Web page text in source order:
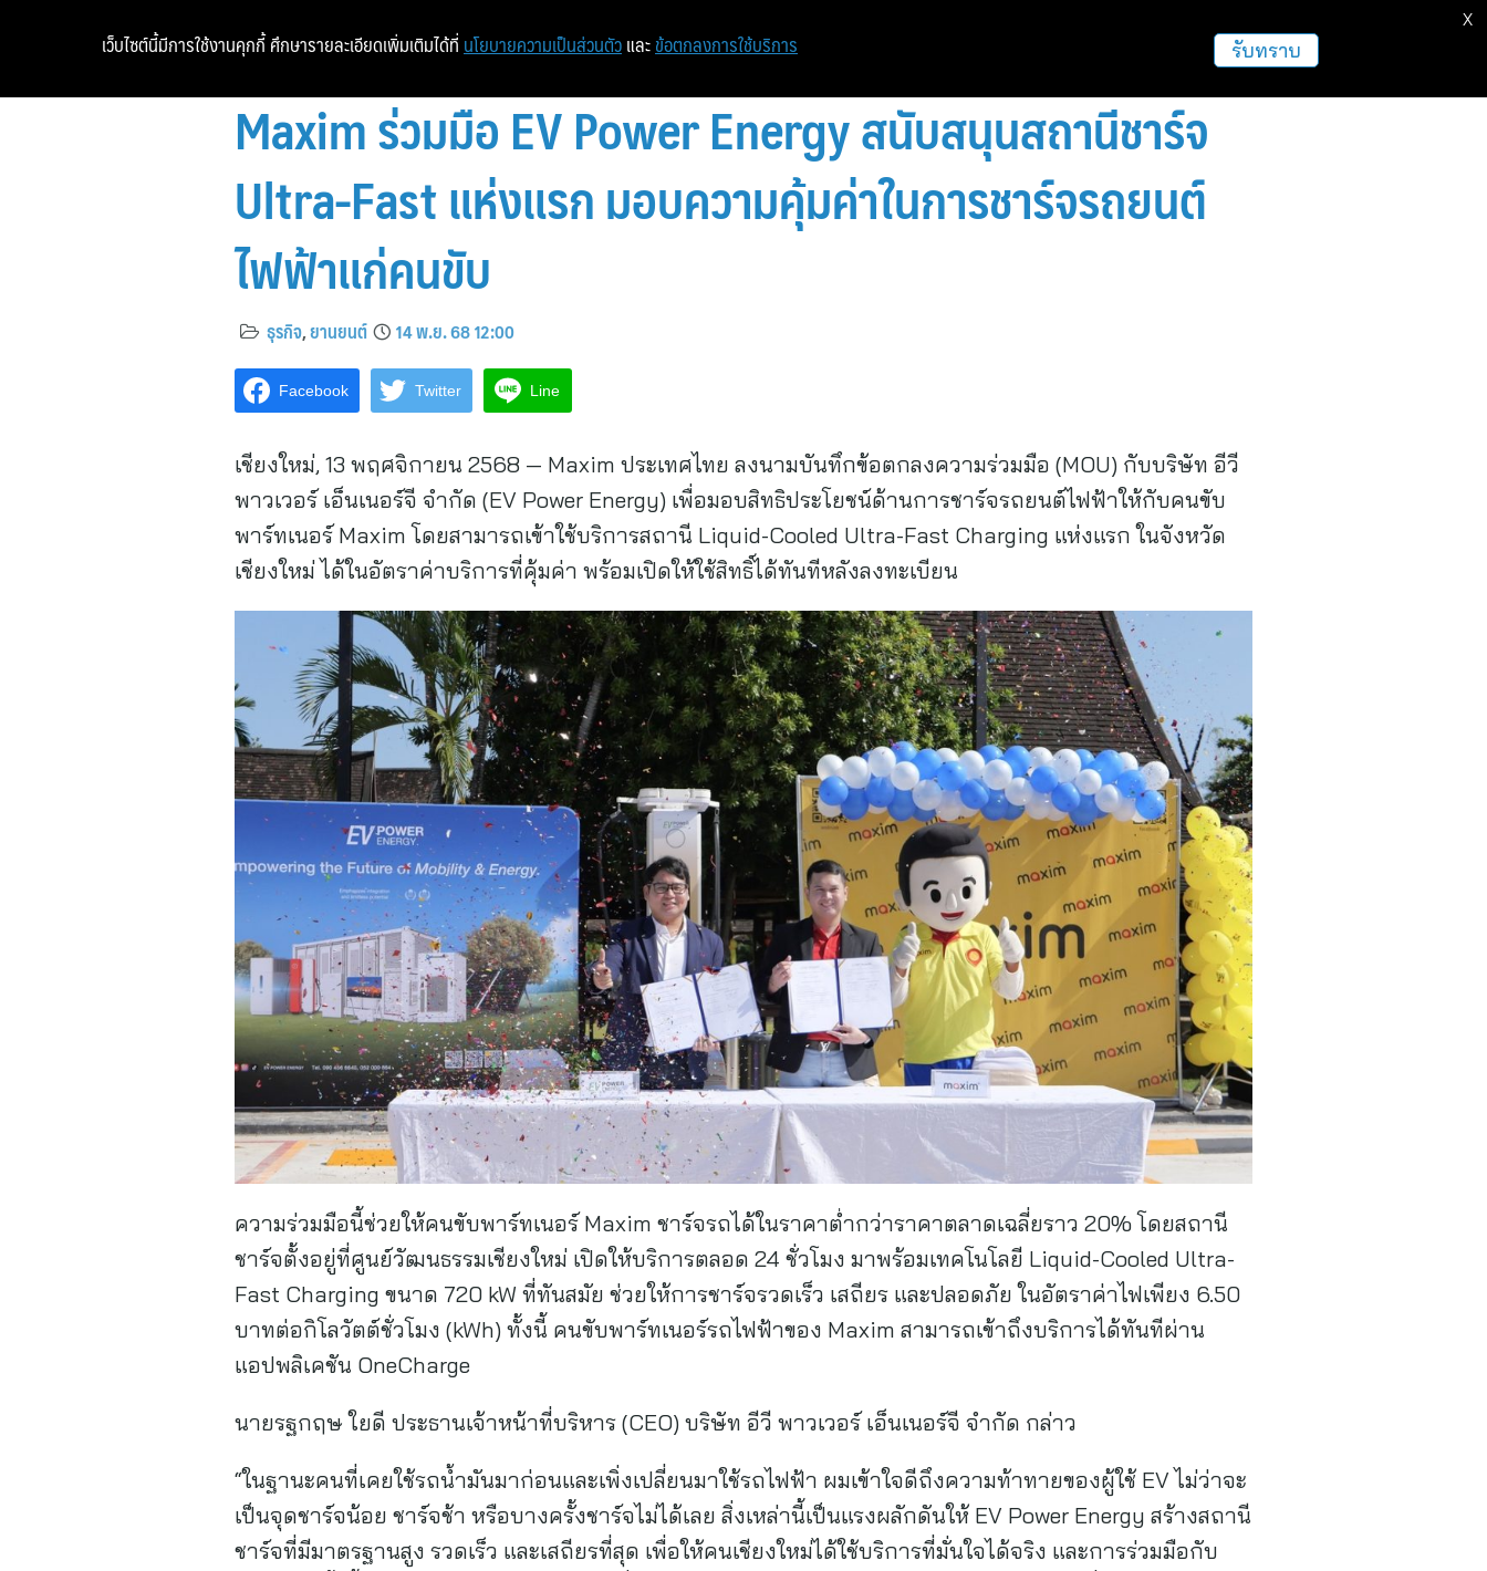
Maxim ร่วมมือ EV Power Energy สนับสนุนสถานีชาร์จ
Ultra-Fast แห่งแรก มอบความคุ้มค่าในการชาร์จรถยนต์
ไฟฟ้าแก่คนขับ
ธุรกิจ,ยานยนต์ 14 พ.ย. 68 12:00
Facebook Twitter Line
เชียงใหม่, 13 พฤศจิกายน 2568 — Maxim ประเทศไทย ลงนามบันทึกข้อตกลงความร่วมมือ (MOU) กับบริษัท อีวี
พาวเวอร์ เอ็นเนอร์จี จำกัด (EV Power Energy) เพื่อมอบสิทธิประโยชน์ด้านการชาร์จรถยนต์ไฟฟ้าให้กับคนขับ
พาร์ทเนอร์ Maxim โดยสามารถเข้าใช้บริการสถานี Liquid-Cooled Ultra-Fast Charging แห่งแรก ในจังหวัด
เชียงใหม่ ได้ในอัตราค่าบริการที่คุ้มค่า พร้อมเปิดให้ใช้สิทธิ์ได้ทันทีหลังลงทะเบียน
ความร่วมมือนี้ช่วยให้คนขับพาร์ทเนอร์ Maxim ชาร์จรถได้ในราคาต่ำกว่าราคาตลาดเฉลี่ยราว 20% โดยสถานี
ชาร์จตั้งอยู่ที่ศูนย์วัฒนธรรมเชียงใหม่ เปิดให้บริการตลอด 24 ชั่วโมง มาพร้อมเทคโนโลยี Liquid-Cooled Ultra-
Fast Charging ขนาด 720 kW ที่ทันสมัย ช่วยให้การชาร์จรวดเร็ว เสถียร และปลอดภัย ในอัตราค่าไฟเพียง 6.50
บาทต่อกิโลวัตต์ชั่วโมง (kWh) ทั้งนี้ คนขับพาร์ทเนอร์รถไฟฟ้าของ Maxim สามารถเข้าถึงบริการได้ทันทีผ่าน
แอปพลิเคชัน OneCharge
นายรฐกฤษ ใยดี ประธานเจ้าหน้าที่บริหาร (CEO) บริษัท อีวี พาวเวอร์ เอ็นเนอร์จี จำกัด กล่าว
“ในฐานะคนที่เคยใช้รถน้ำมันมาก่อนและเพิ่งเปลี่ยนมาใช้รถไฟฟ้า ผมเข้าใจดีถึงความท้าทายของผู้ใช้ EV ไม่ว่าจะ
เป็นจุดชาร์จน้อย ชาร์จช้า หรือบางครั้งชาร์จไม่ได้เลย สิ่งเหล่านี้เป็นแรงผลักดันให้ EV Power Energy สร้างสถานี
ชาร์จที่มีมาตรฐานสูง รวดเร็ว และเสถียรที่สุด เพื่อให้คนเชียงใหม่ได้ใช้บริการที่มั่นใจได้จริง และการร่วมมือกับ
เว็บไซต์นี้มีการใช้งานคุกกี้ ศึกษารายละเอียดเพิ่มเติมได้ที่ นโยบายความเป็นส่วนตัว และ ข้อตกลงการใช้บริการ รับทราบ
X